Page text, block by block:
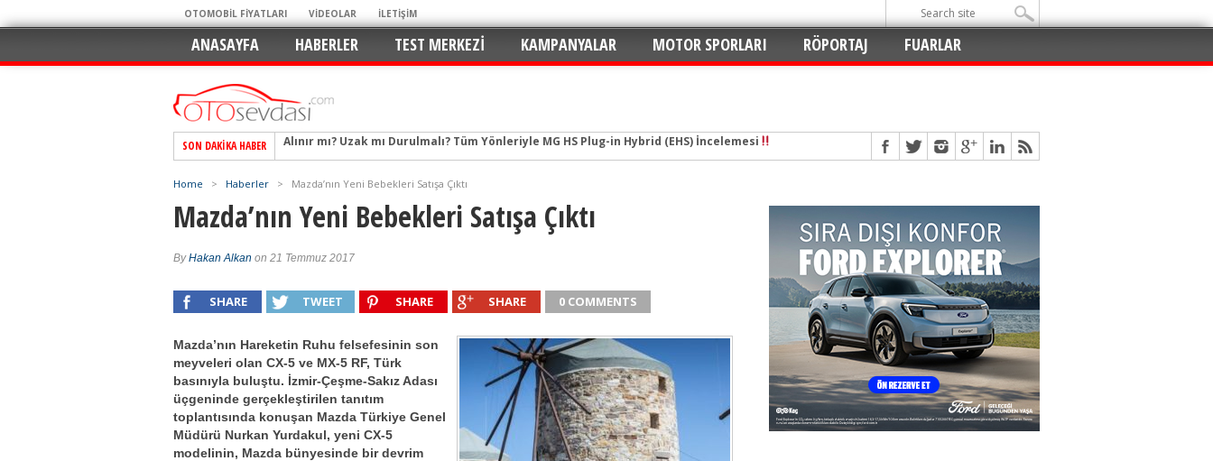
OTOMOBİL FİYATLARI VİDEOLAR İLETİŞİM
ANASAYFA HABERLER TEST MERKEZI KAMPANYALAR MOTOR SPORLARI RÖPORTAJ FUARLAR
SON DAKIKA HABER
Alpine A290 GTS: Dijital Çağın Cep Roketi
Mercedes-Benz Otomotiv ve En Yakıt İş Birliği ile Premium Konseptli İlk Hızlı Şarj İstasyonu Açıldı
Keskin Hatlar, GR Ruhu ve Maksimum Tasarruf: Toyota C-HR 1.8 Hybrid GR Sport İncelemesi
Geleceğin Kompakt Elektrikli SUV Standartları Yeniden Yazılıyor: Kia EV3 Direksiyonundayız!
Pazarın Lideri, Jurinin de Favorisi: Renault Clio İkinci Kez “Türkiye’de Yılın Otomobili” Seçildi!
Hem Şehirli Hem Tasarruflu: Yeni Peugeot 2008 Hybrid e-DCS6
TURKA’nın Dev Ağı İçin İmzalar Atıldı: 81 İlde 249 İstasyon
Alınır mı? Uzak mı Durulmalı? Tüm Yönleriyle MG HS Plug-in Hybrid (EHS) İncelemesi
Home > Haberler > Mazda’nın Yeni Bebekleri Satışa Çıktı
Mazda’nın Yeni Bebekleri Satışa Çıktı
ByHakan Alkan on 21 Temmuz 2017
SHARE TWEET SHARE SHARE 0 COMMENTS
Mazda’nın Hareketin Ruhu felsefesinin son
meyveleri olan CX-5 ve MX-5 RF, Türk
basınıyla buluştu. İzmir-Çeşme-Sakız Adası
üçgeninde gerçekleştirilen tanıtım
toplantısında konuşan Mazda Türkiye Genel
Müdürü Nurkan Yurdakul, yeni CX-5
modelinin, Mazda bünyesinde bir devrim